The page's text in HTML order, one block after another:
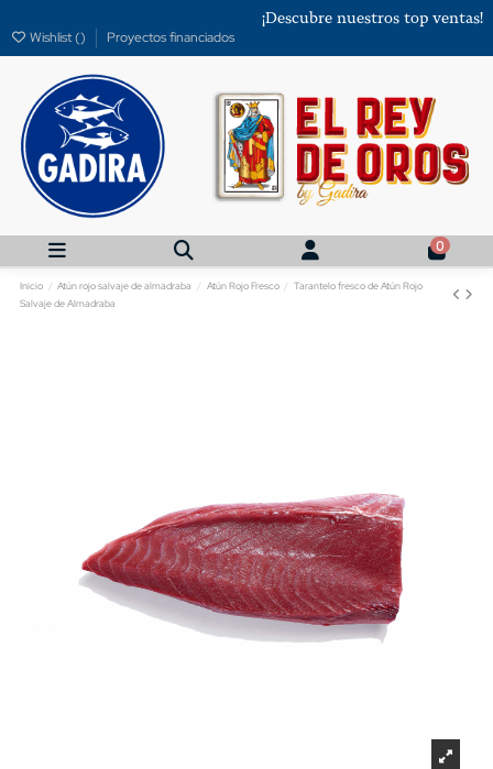
¡Descubre nuestros top ventas!
Wishlist () Proyectos financiados
0
Inicio Atún rojo salvaje de almadraba Atún Rojo Fresco
Tarantelo fresco de Atún Rojo
Salvaje de Almadraba